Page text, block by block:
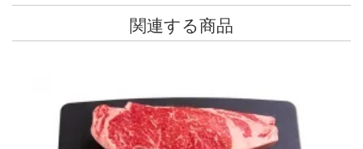
関連する商品